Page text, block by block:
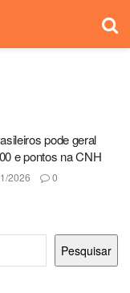
pode geral
e pontos na CNH
2026 0
Pesquisar